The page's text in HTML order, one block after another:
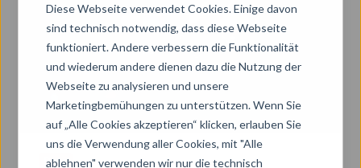
Diese Webseite verwendet Cookies. Einige davon
sind technisch notwendig, dass diese Webseite
funktioniert. Andere verbessern die Funktionalität
und wiederum andere dienen dazu die Nutzung der
Webseite zu analysieren und unsere
Marketingbemühungen zu unterstützen. Wenn Sie
auf „Alle Cookies akzeptieren“ klicken, erlauben Sie
uns die Verwendung aller Cookies, mit "Alle
ablehnen" verwenden wir nur die technisch
Update
Februar
2026
Data